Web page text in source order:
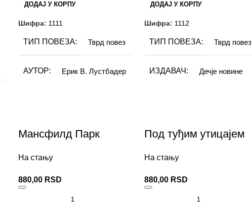
ДОДАЈ У КОРПУ
Шифра: 1111
ТИП ПОВЕЗА Тврд повез
АУТОР Ерик В. Лустбадер
ФОРМАТ 15×21 cm
БРОЈ СТРАНИЦА
ПИСМО
ДОДАЈ У КОРПУ
Шифра: 1112
ТИП ПОВЕЗА Тврд повез
ИЗДАВАЧ Дечје новине
ФОРМАТ
БРОЈ СТРАНИЦА
ПИСМО
Мансфилд Парк
На стању
880,00 RSD
Под туђим утицајем
На стању
880,00 RSD